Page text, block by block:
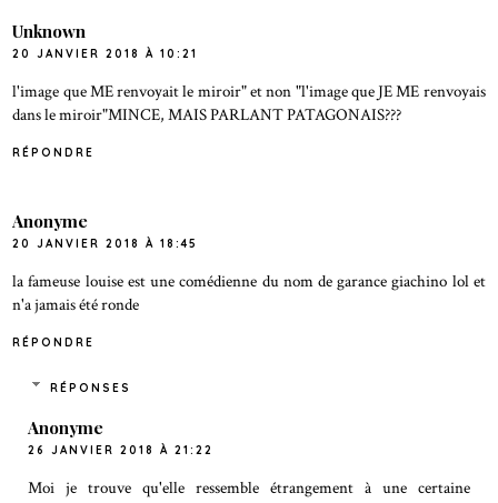
Unknown
20 JANVIER 2018 À 10:21
l'image que ME renvoyait le miroir" et non "l'image que JE ME renvoyais
dans le miroir"MINCE, MAIS PARLANT PATAGONAIS???
RÉPONDRE
Anonyme
20 JANVIER 2018 À 18:45
la fameuse louise est une comédienne du nom de garance giachino lol et
n'a jamais été ronde
RÉPONDRE
RÉPONSES
Anonyme
26 JANVIER 2018 À 21:22
Moi je trouve qu'elle ressemble étrangement à une certaine